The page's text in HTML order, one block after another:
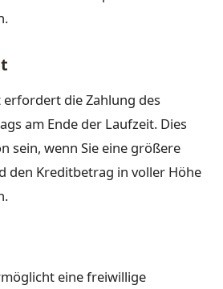
die Zahlung des
am Ende der Laufzeit. Dies
sein, wenn Sie eine größere
den Kreditbetrag in voller Höhe
eine freiwillige